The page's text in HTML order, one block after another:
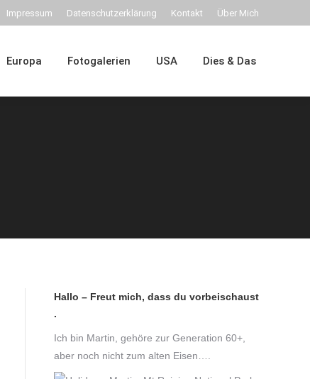
Impressum Datenschutzerklärung Kontakt Über Mich
Europa Fotogalerien USA Dies & Das
Hallo – Freut mich, dass du vorbeischaust
.
Ich bin Martin, gehöre zur Generation 60+,
aber noch nicht zum alten Eisen….
Dies & Das